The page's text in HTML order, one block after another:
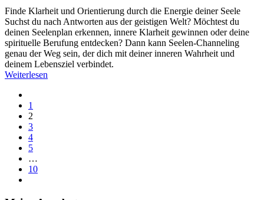
Finde Klarheit und Orientierung durch die Energie deiner Seele
Suchst du nach Antworten aus der geistigen Welt? Möchtest du
deinen Seelenplan erkennen, innere Klarheit gewinnen oder deine
spirituelle Berufung entdecken? Dann kann Seelen-Channeling
genau der Weg sein, der dich mit deiner inneren Wahrheit und
deinem Lebensziel verbindet.
Weiterlesen
1
2
3
4
5
…
10